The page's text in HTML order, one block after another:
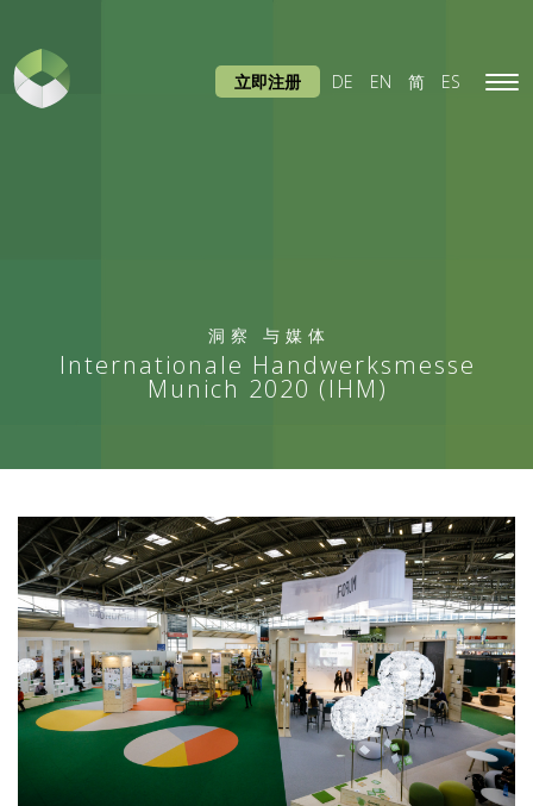
洞察与媒体
Internationale Handwerksmesse
Munich 2020 (IHM)
立即注册 DE EN 简 ES